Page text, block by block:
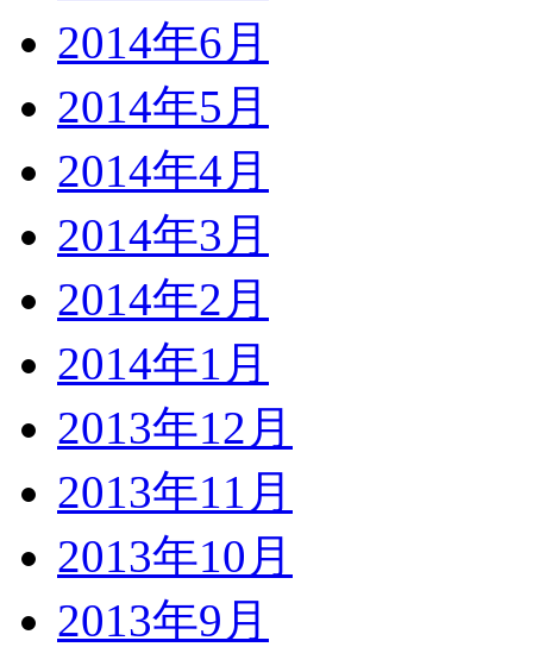
2014年6月
2014年5月
2014年4月
2014年3月
2014年2月
2014年1月
2013年12月
2013年11月
2013年10月
2013年9月